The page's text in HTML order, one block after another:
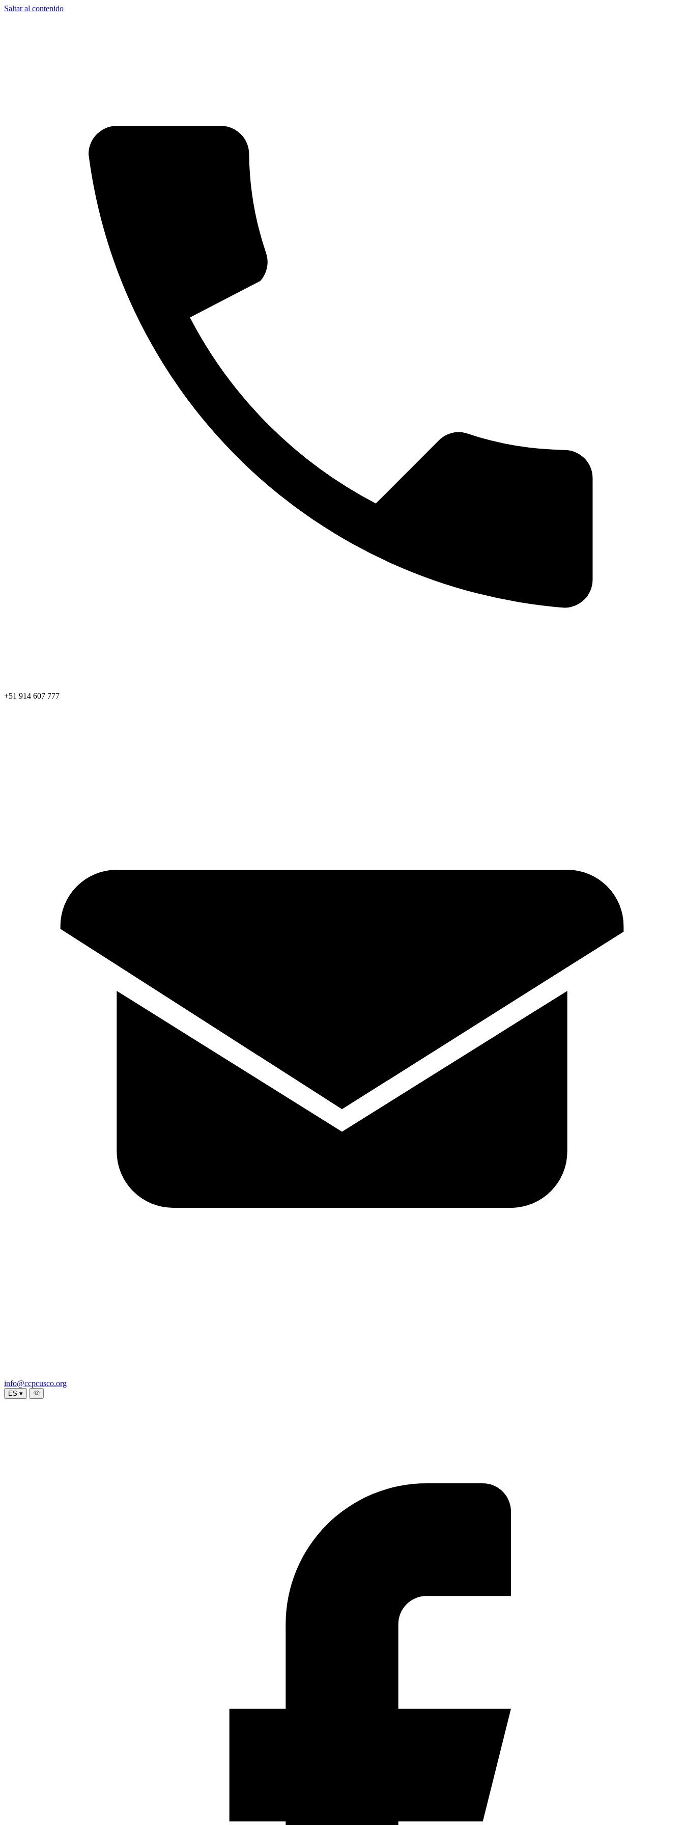
Saltar al contenido
+51 914 607 777
info@ccpcusco.org
ES ▾ 🌞